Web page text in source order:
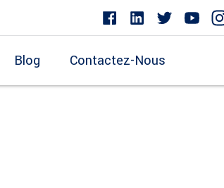
Blog Contactez-Nous